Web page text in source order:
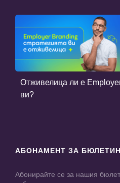
Отживелица ли е
ви?
АБОНАМЕНТ ЗА БЮЛЕТИН
Абонирайте се за нашия